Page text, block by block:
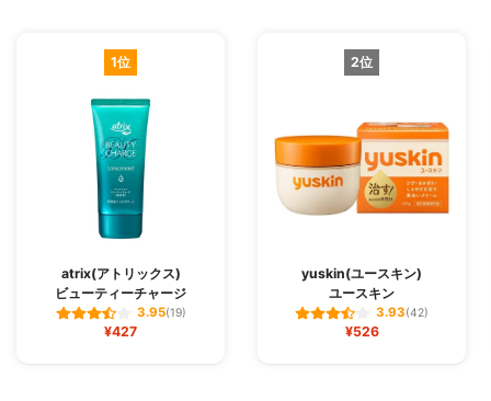
1位
atrix(アトリックス)
ビューティーチャージ
3.95(19)
¥427
2位
yuskin(ユースキン)
ユースキン
3.93(42)
¥526